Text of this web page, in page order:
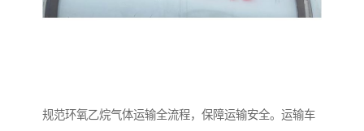
规范环氧乙烷气体运输全流程，保障运输安全。运输车